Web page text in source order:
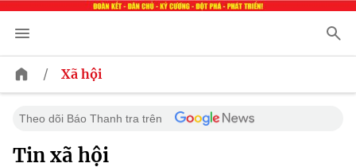
/ Xã hội
Theo dõi Báo Thanh tra trên
Tin xã hội